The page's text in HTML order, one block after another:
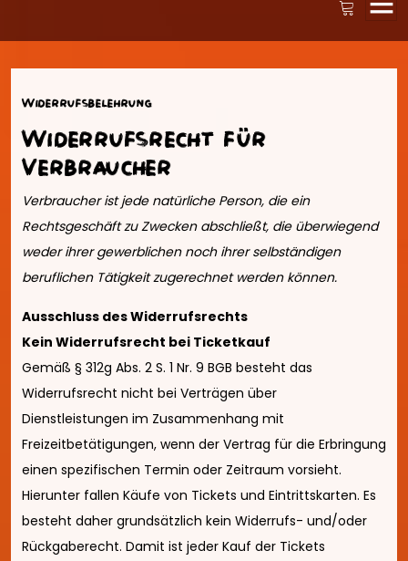
Widerrufsbelehrung
Widerrufsrecht für
Verbraucher
Verbraucher ist jede natürliche Person, die ein
Rechtsgeschäft zu Zwecken abschließt, die überwiegend
weder ihrer gewerblichen noch ihrer selbständigen
beruflichen Tätigkeit zugerechnet werden können.
Ausschluss des Widerrufsrechts
Kein Widerrufsrecht bei Ticketkauf
Gemäß § 312g Abs. 2 S. 1 Nr. 9 BGB besteht das
Widerrufsrecht nicht bei Verträgen über
Dienstleistungen im Zusammenhang mit
Freizeitbetätigungen, wenn der Vertrag für die Erbringung
einen spezifischen Termin oder Zeitraum vorsieht.
Hierunter fallen Käufe von Tickets und Eintrittskarten. Es
besteht daher grundsätzlich kein Widerrufs- und/oder
Rückgaberecht. Damit ist jeder Kauf der Tickets